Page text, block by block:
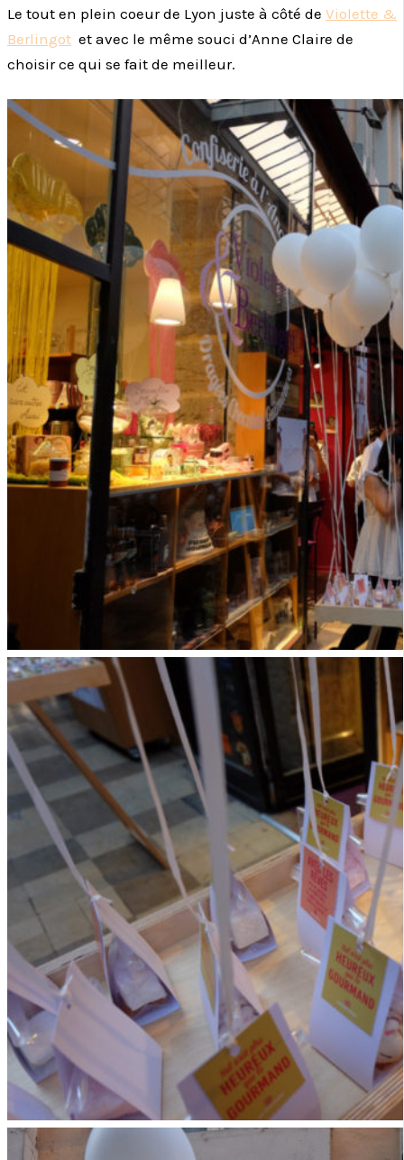
Le tout en plein coeur de Lyon juste à côté de Violette &
Berlingot et avec le même souci d’Anne Claire de
choisir ce qui se fait de meilleur.